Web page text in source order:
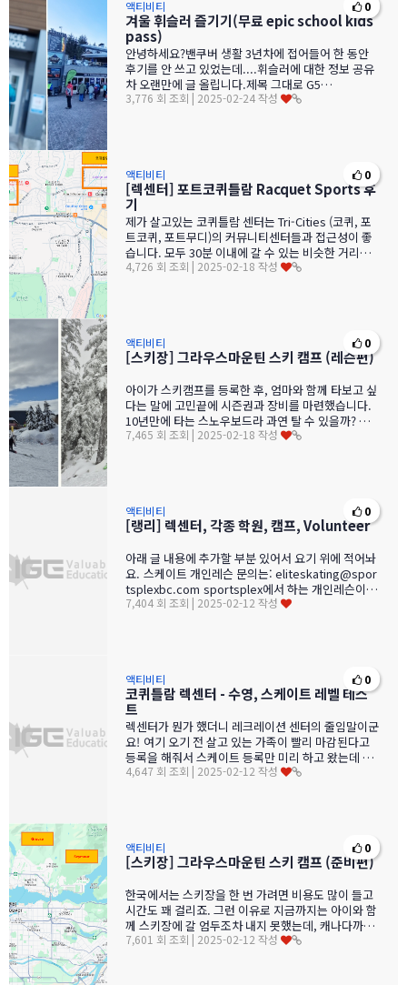
액티비티
겨울 휘슬러 즐기기(무료 epic school kids
pass)
안녕하세요?밴쿠버 생활 3년차에 접어들어 한 동안
후기를 안 쓰고 있었는데....휘슬러에 대한 정보 공유
차 오랜만에 글 올립니다.​제목 그대로 G5…
3,776 회 조회 | 2025-02-24 작성
0
액티비티
[렉센터] 포트코퀴틀람 Racquet Sports 후
기
제가 살고있는 코퀴틀람 센터는 Tri-Cities (코퀴, 포
트코퀴, 포트무디)의 커뮤니티센터들과 접근성이 좋
습니다. 모두 30분 이내에 갈 수 있는 비슷한 거리에
있어요. 그래서…
4,726 회 조회 | 2025-02-18 작성
0
액티비티
[스키장] 그라우스마운틴 스키 캠프 (레슨편)
아이가 스키캠프를 등록한 후, 엄마와 함께 타보고 싶
다는 말에 고민끝에 시즌권과 장비를 마련했습니다.
10년만에 타는 스노우보드라 과연 탈 수 있을까? 하
는 걱정이 앞섰지만 일단은…
7,465 회 조회 | 2025-02-18 작성
0
액티비티
[랭리] 렉센터, 각종 학원, 캠프, Volunteer
아래 글 내용에 추가할 부분 있어서 요기 위에 적어놔
요. 스케이트 개인레슨 문의는: eliteskating@spor
tsplexbc.com sportsplex에서 하는 개인레슨이…
7,404 회 조회 | 2025-02-12 작성
0
액티비티
코퀴틀람 렉센터 - 수영, 스케이트 레벨 테스
트
렉센터가 뭔가 했더니 레크레이션 센터의 줄임말이군
요! 여기 오기 전 살고 있는 가족이 빨리 마감된다고
등록을 해줘서 스케이트 등록만 미리 하고 왔는데 1
단계 밖에 안된다고 1…
4,647 회 조회 | 2025-02-12 작성
0
액티비티
[스키장] 그라우스마운틴 스키 캠프 (준비편)
한국에서는 스키장을 한 번 가려면 비용도 많이 들고
시간도 꽤 걸리죠. 그런 이유로 지금까지는 아이와 함
께 스키장에 갈 엄두조차 내지 못했는데, 캐나다까지
온 만큼 이번을 스키를 …
7,601 회 조회 | 2025-02-12 작성
0